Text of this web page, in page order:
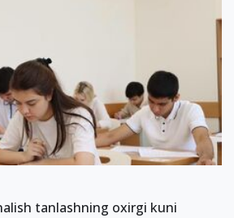
tanlashning oxirgi kuni